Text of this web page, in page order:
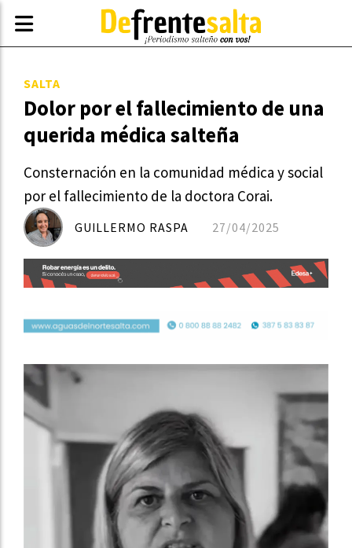
Dolor por el fallecimiento de una
querida médica salteña
Consternación en la comunidad médica y social
por el fallecimiento de la doctora Corai.
SALTA
27/04/2025
GUILLERMO RASPA